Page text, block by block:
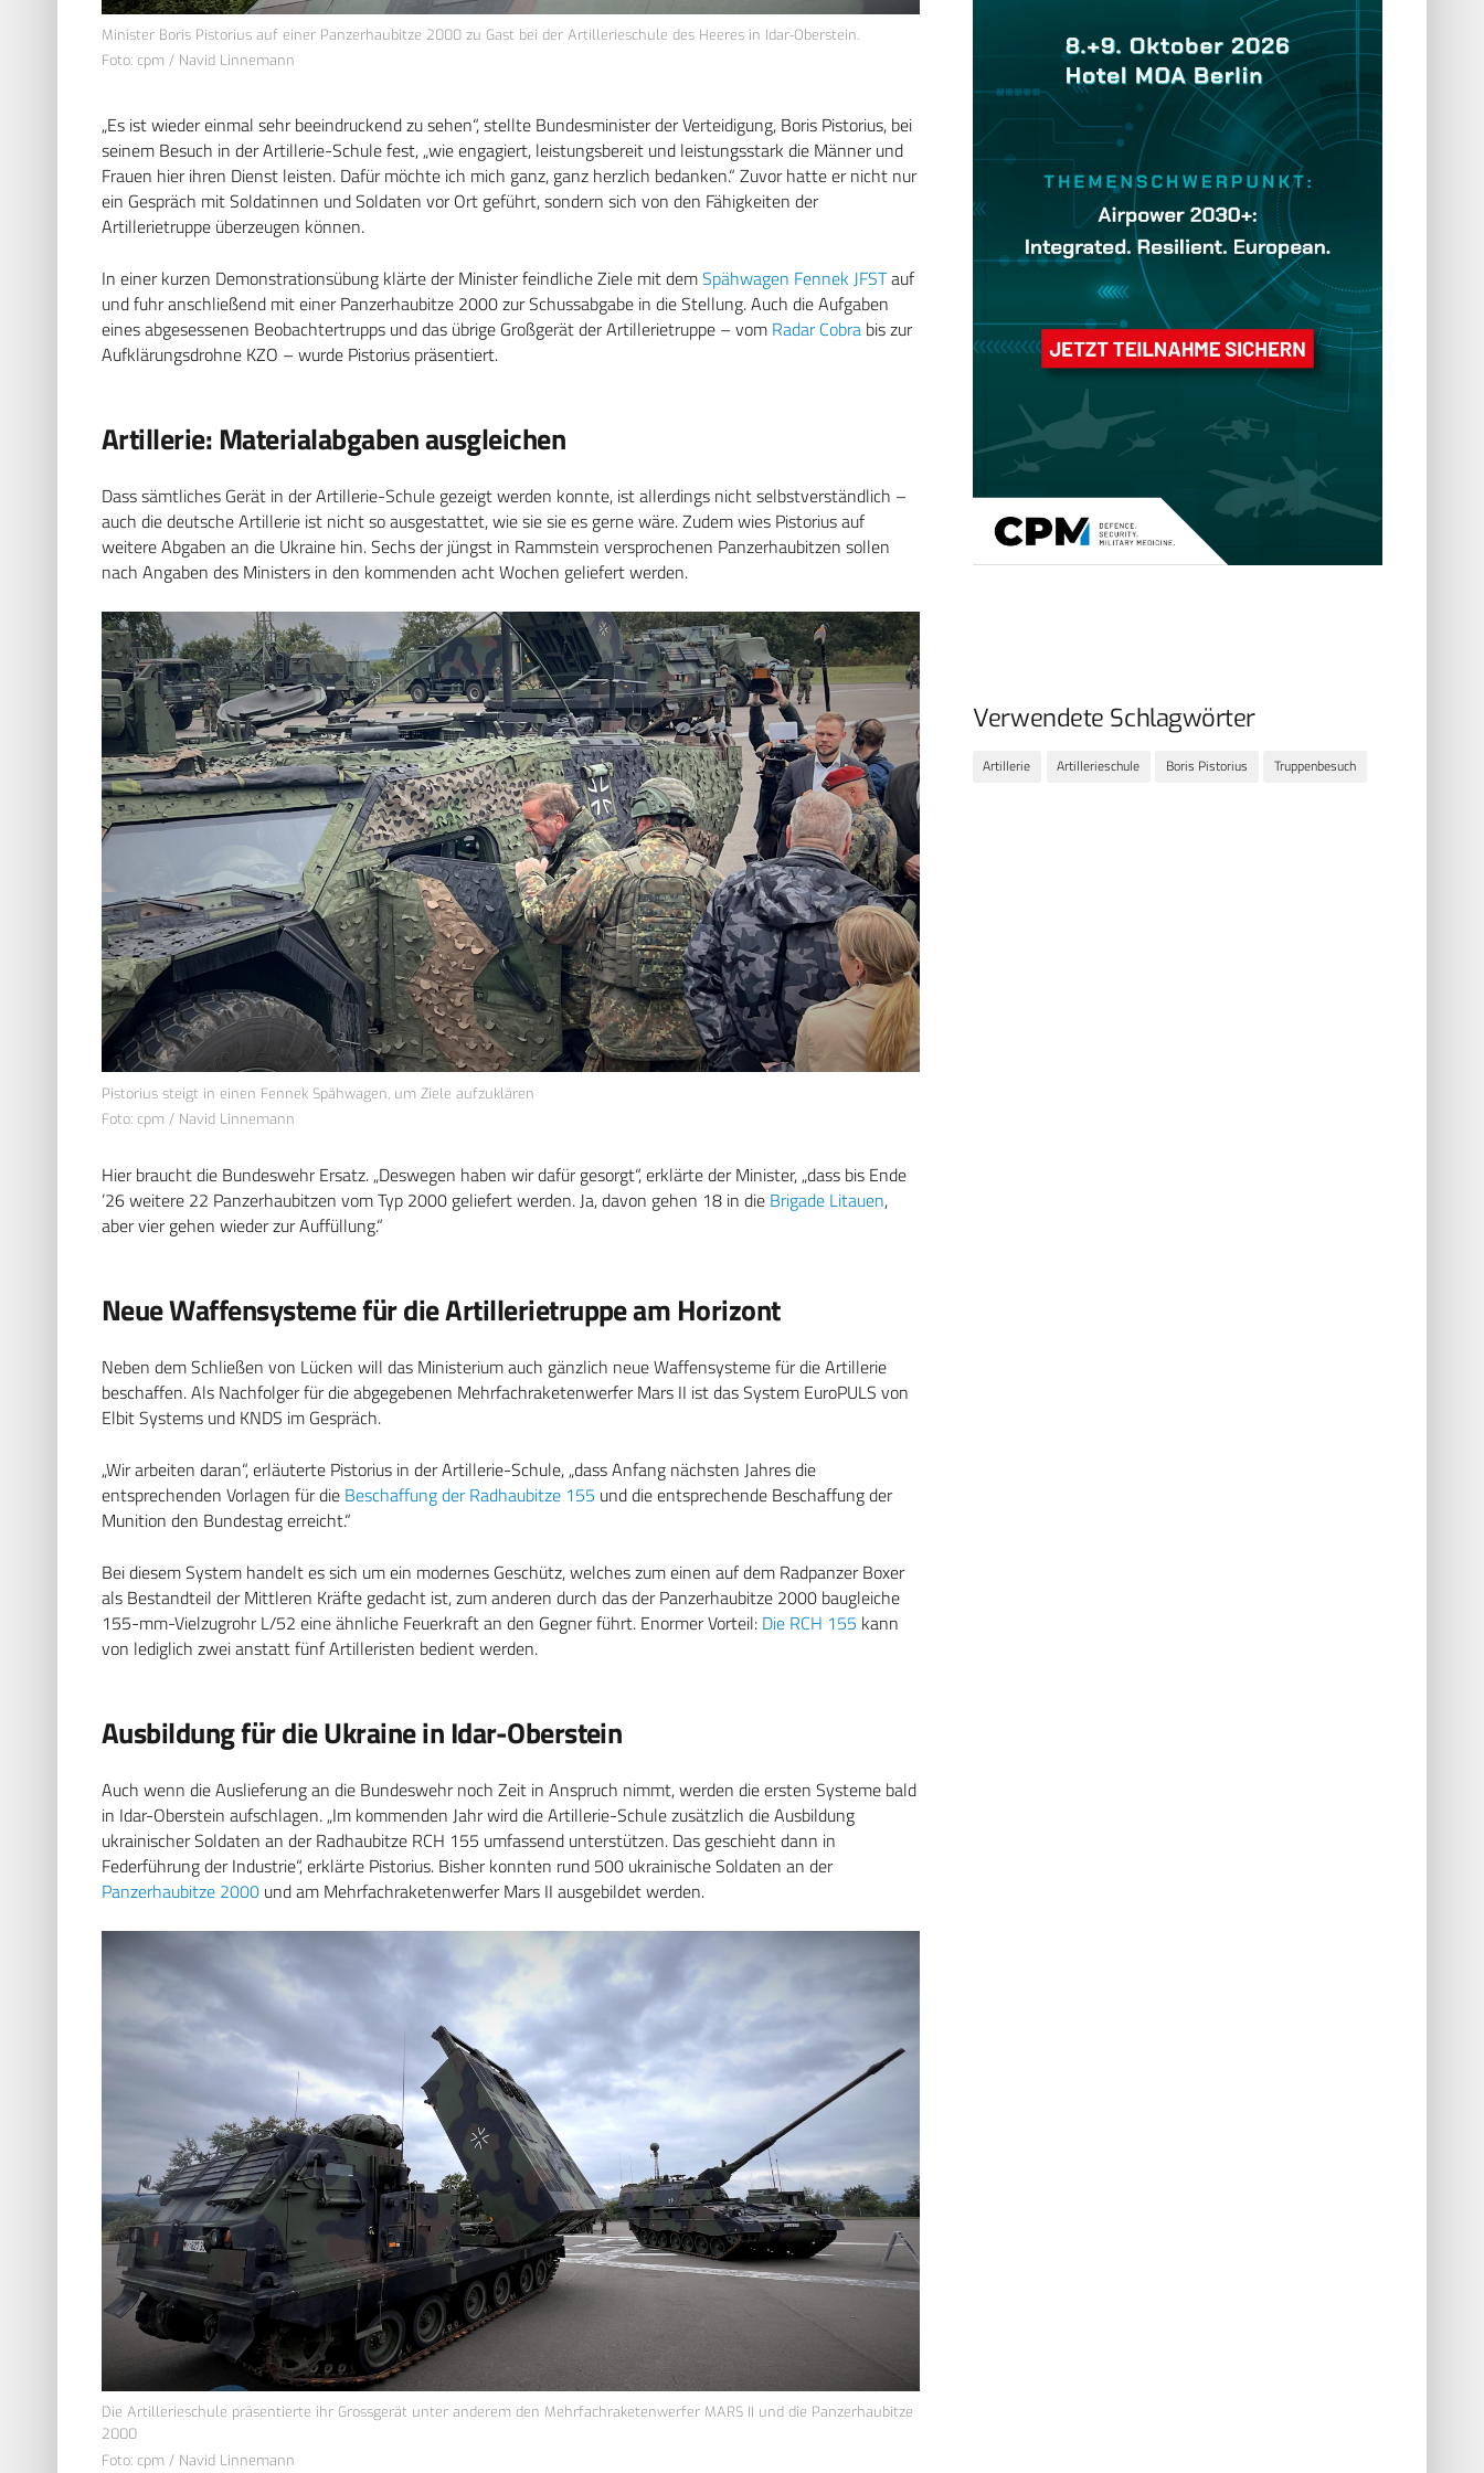
Minister Boris Pistorius auf einer Panzerhaubitze 2000 zu Gast bei der Artillerieschule des Heeres in Idar-Oberstein.
Foto: cpm / Navid Linnemann
„Es ist wieder einmal sehr beeindruckend zu sehen“, stellte Bundesminister der Verteidigung, Boris Pistorius, bei
seinem Besuch in der Artillerie-Schule fest, „wie engagiert, leistungsbereit und leistungsstark die Männer und
Frauen hier ihren Dienst leisten. Dafür möchte ich mich ganz, ganz herzlich bedanken.“ Zuvor hatte er nicht nur
ein Gespräch mit Soldatinnen und Soldaten vor Ort geführt, sondern sich von den Fähigkeiten der
Artillerietruppe überzeugen können.
In einer kurzen Demonstrationsübung klärte der Minister feindliche Ziele mit demSpähwagen Fennek JFSTauf
und fuhr anschließend mit einer Panzerhaubitze 2000 zur Schussabgabe in die Stellung. Auch die Aufgaben
eines abgesessenen Beobachtertrupps und das übrige Großgerät der Artillerietruppe – vom Radar Cobra bis zur
Aufklärungsdrohne KZO – wurde Pistorius präsentiert.
Artillerie: Materialabgaben ausgleichen
Dass sämtliches Gerät in der Artillerie-Schule gezeigt werden konnte, ist allerdings nicht selbstverständlich –
auch die deutsche Artillerie ist nicht so ausgestattet, wie sie sie es gerne wäre. Zudem wies Pistorius auf
weitere Abgaben an die Ukraine hin. Sechs der jüngst in Rammstein versprochenen Panzerhaubitzen sollen
nach Angaben des Ministers in den kommenden acht Wochen geliefert werden.
Pistorius steigt in einen Fennek Spähwagen, um Ziele aufzuklären
Foto: cpm / Navid Linnemann
Hier braucht die Bundeswehr Ersatz. „Deswegen haben wir dafür gesorgt“, erklärte der Minister, „dass bis Ende
’26 weitere 22 Panzerhaubitzen vom Typ 2000 geliefert werden. Ja, davon gehen 18 in die Brigade Litauen,
aber vier gehen wieder zur Auffüllung.“
Neue Waffensysteme für die Artillerietruppe am Horizont
Neben dem Schließen von Lücken will das Ministerium auch gänzlich neue Waffensysteme für die Artillerie
beschaffen. Als Nachfolger für die abgegebenen Mehrfachraketenwerfer Mars II ist das System EuroPULS von
Elbit Systems und KNDS im Gespräch.
„Wir arbeiten daran“, erläuterte Pistorius in der Artillerie-Schule, „dass Anfang nächsten Jahres die
entsprechenden Vorlagen für die Beschaffung der Radhaubitze 155 und die entsprechende Beschaffung der
Munition den Bundestag erreicht.“
Bei diesem System handelt es sich um ein modernes Geschütz, welches zum einen auf dem Radpanzer Boxer
als Bestandteil der Mittleren Kräfte gedacht ist, zum anderen durch das der Panzerhaubitze 2000 baugleiche
155-mm-Vielzugrohr L/52 eine ähnliche Feuerkraft an den Gegner führt. Enormer Vorteil: Die RCH 155 kann
von lediglich zwei anstatt fünf Artilleristen bedient werden.
Ausbildung für die Ukraine in Idar-Oberstein
Auch wenn die Auslieferung an die Bundeswehr noch Zeit in Anspruch nimmt, werden die ersten Systeme bald
in Idar-Oberstein aufschlagen. „Im kommenden Jahr wird die Artillerie-Schule zusätzlich die Ausbildung
ukrainischer Soldaten an der Radhaubitze RCH 155 umfassend unterstützen. Das geschieht dann in
Federführung der Industrie“, erklärte Pistorius. Bisher konnten rund 500 ukrainische Soldaten an der
Panzerhaubitze 2000 und am Mehrfachraketenwerfer Mars II ausgebildet werden.
Die Artillerieschule präsentierte ihr Grossgerät unter anderem den Mehrfachraketenwerfer MARS II und die Panzerhaubitze
2000
Foto: cpm / Navid Linnemann
Verwendete Schlagwörter
Artillerie Artillerieschule Boris Pistorius Truppenbesuch